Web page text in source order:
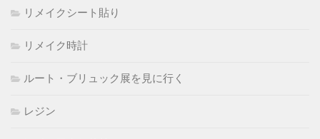
リメイクシート貼り
リメイク時計
ルート・ブリュック展を見に行く
レジン